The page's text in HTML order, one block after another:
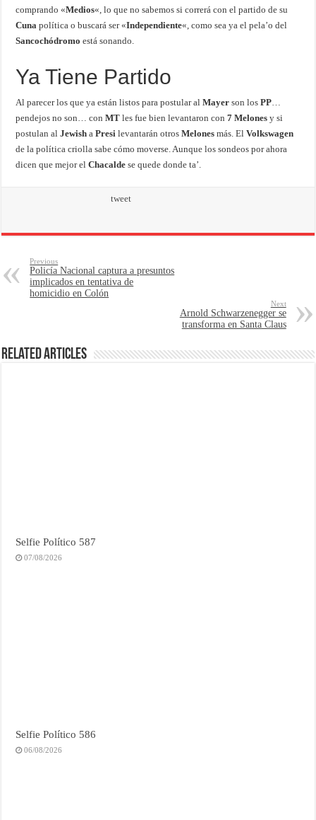
comprando «Medios«, lo que no sabemos si correrá con el partido de su
Cunapolítica o buscará ser «Independiente«, como sea ya el pela’o del
Sancochódromo está sonando.
Ya Tiene Partido
Al parecer los que ya están listos para postular alMayerson losPP
pendejos no son… conMTles fue bien levantaron con7 Melones y si
postulan alJewish aPresilevantarán otrosMelonesmás. ElVolkswagen
de la política criolla sabe cómo moverse. Aunque los sondeos por ahora
dicen que mejor elChacalde se quede donde ta’.
tweet
Previous
Policía Nacional captura a presuntos
implicados en tentativa de
homicidio en Colón
Next
Arnold Schwarzenegger se
transforma en Santa Claus
Related Articles
Selfie Político 587
07/08/2026
Selfie Político 586
06/08/2026